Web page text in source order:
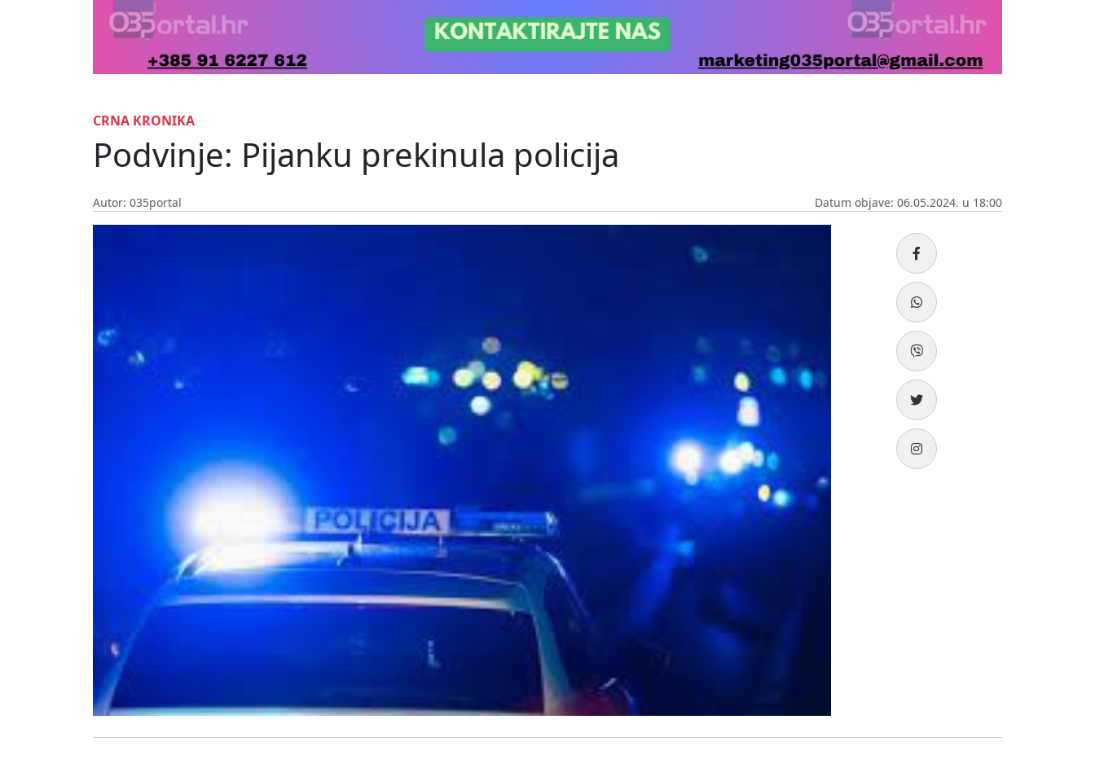
CRNA KRONIKA
Podvinje: Pijanku prekinula policija
Autor: 035portal Datum objave: 06.05.2024. u 18:00